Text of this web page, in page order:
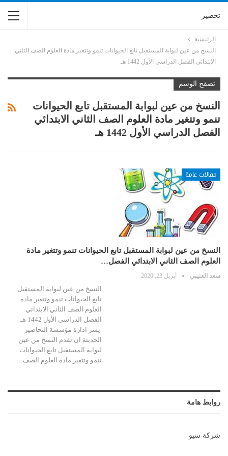
تحضير
الرئيسية
النسخ من عين لبوابة المستقبل تابع الحيوانات تنمو وتتغير مادة العلوم الصف الثاني
الابتدائي الفصل الدراسي الأول 1442 هـ
تصفح الوسم
النسخ من عين لبوابة المستقبل تابع الحيوانات
تنمو وتتغير مادة العلوم الصف الثاني الابتدائي
الفصل الدراسي الأول 1442 هـ
مقالات عامة
النسخ من عين لبوابة المستقبل تابع الحيوانات تنمو وتتغير مادة
العلوم الصف الثاني الابتدائي الفصل…
سعد العتيبي أبريل 23, 2020
النسخ من عين لبوابة المستقبل
تابع الحيوانات تنمو وتتغير مادة
العلوم الصف الثاني الابتدائي
الفصل الدراسي الأول 1442 هـ
يسر ادارة مؤسسة التحاضير
الحديثة ان تقدم النسخ من عين
لبوابة المستقبل تابع الحيوانات
تنمو وتتغير مادة العلوم الصف…
روابط هامة
شركة سيو